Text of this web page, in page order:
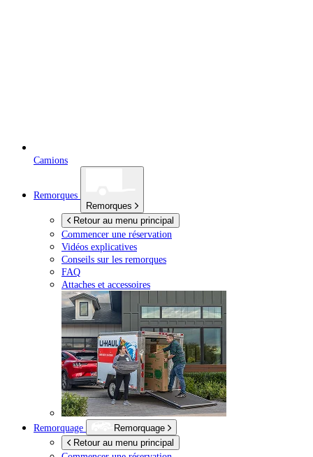
Camions
Remorques
Remorques
Retour au menu principal
Commencer une réservation
Vidéos explicatives
Conseils sur les remorques
FAQ
Attaches et accessoires
Remorquage
Remorquage
Retour au menu principal